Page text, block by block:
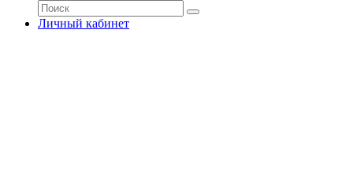
Личный кабинет